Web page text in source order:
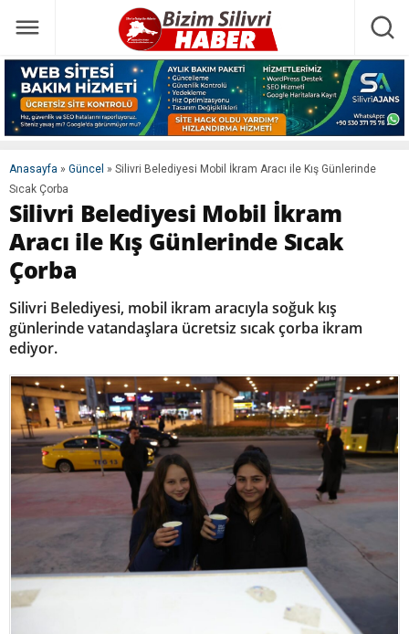
Anasayfa » Güncel » Silivri Belediyesi Mobil İkram Aracı ile Kış Günlerinde
Sıcak Çorba
Silivri Belediyesi Mobil İkram
Aracı ile Kış Günlerinde Sıcak
Çorba
Silivri Belediyesi, mobil ikram aracıyla soğuk kış
günlerinde vatandaşlara ücretsiz sıcak çorba ikram
ediyor.